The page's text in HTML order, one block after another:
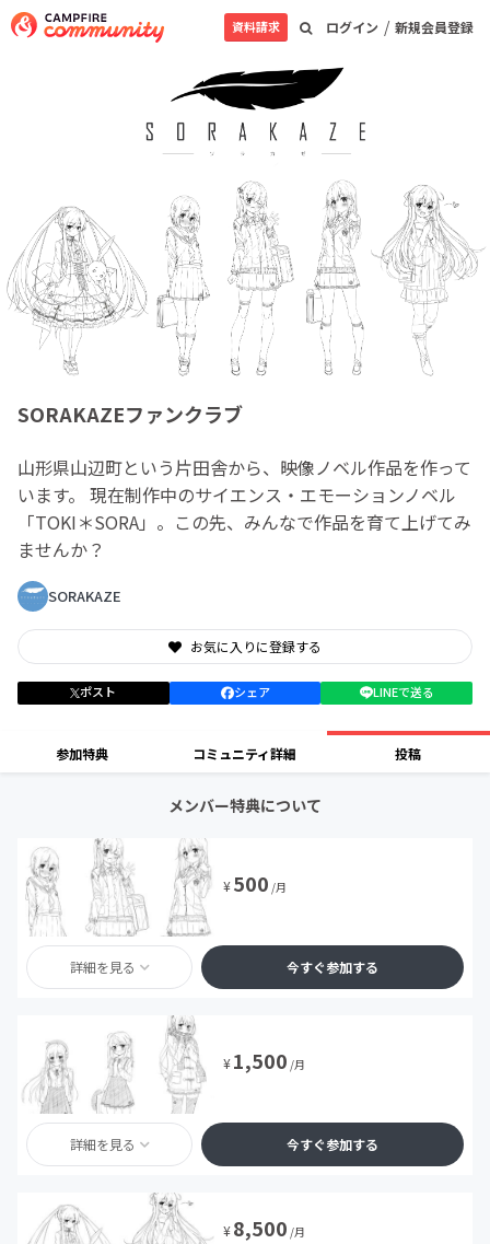
ログイン / 新規会員登録
資料請求
SORAKAZEファンクラブ
山形県山辺町という片田舎から、映像ノベル作品を作って
います。 現在制作中のサイエンス・エモーションノベル
「TOKI＊SORA」。この先、みんなで作品を育て上げてみ
ませんか？
SORAKAZE
お気に入りに登録する
ポスト シェア LINEで送る
参加特典 コミュニティ詳細 投稿
メンバー特典について
¥500 /月
詳細を見る 今すぐ参加する
¥1,500 /月
詳細を見る 今すぐ参加する
¥8,500 /月